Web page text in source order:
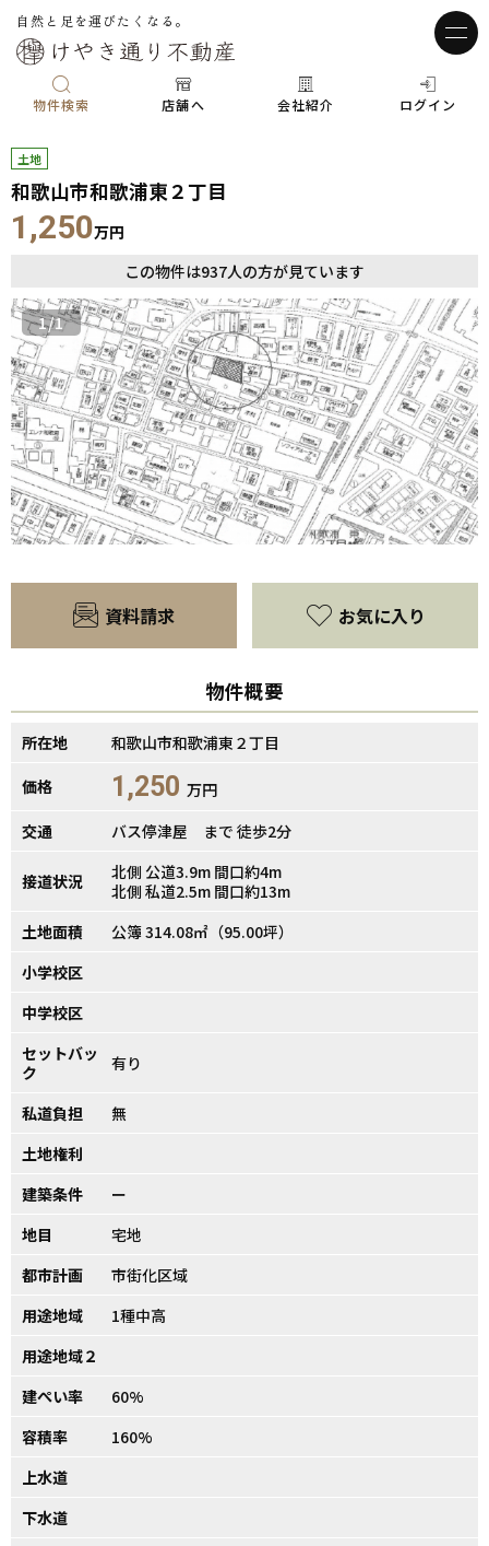
自然と足を運びたくなる。
物件検索 店舗へ 会社紹介 ログイン
土地
和歌山市和歌浦東２丁目
1,250万円
この物件は937人の方が見ています
1/1
資料請求 お気に入り
物件概要
所在地
和歌山市和歌浦東２丁目
価格
1,250 万円
交通
バス停津屋 まで 徒歩2分
接道状況
北側 公道3.9m 間口約4m
北側 私道2.5m 間口約13m
土地面積
公簿 314.08㎡（95.00坪）
小学校区
中学校区
セットバッ
ク
有り
私道負担
無
土地権利
建築条件
ー
地目
宅地
都市計画
市街化区域
用途地域
1種中高
用途地域２
建ぺい率
60%
容積率
160%
上水道
下水道